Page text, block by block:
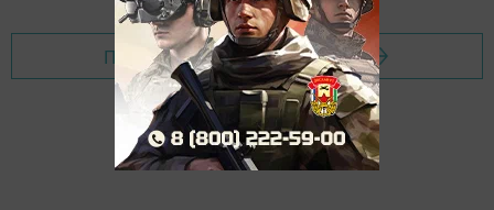
Перейти на страницу новости